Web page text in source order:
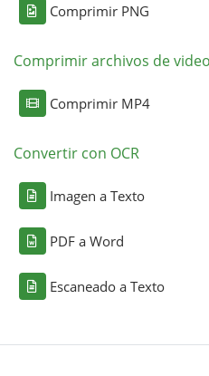
Comprimir PNG
Comprimir archivos de video
Comprimir MP4
Convertir con OCR
Imagen a Texto
PDF a Word
Escaneado a Texto